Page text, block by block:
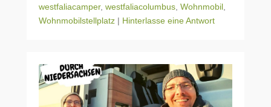
westfaliacamper, westfaliacolumbus, Wohnmobil,
Wohnmobilstellplatz | Hinterlasse eine Antwort